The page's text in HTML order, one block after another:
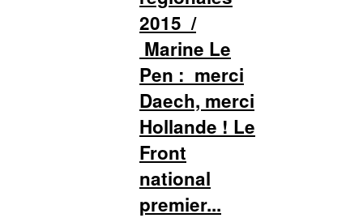
2015 /
Marine Le
Pen : merci
Daech, merci
Hollande ! Le
Front
national
premier...